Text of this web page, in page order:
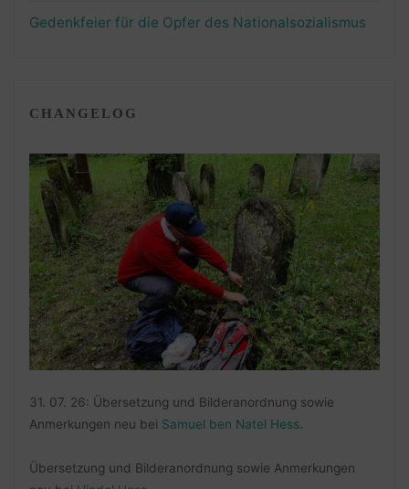
Gedenkfeier für die Opfer des Nationalsozialismus
CHANGELOG
31. 07. 26: Übersetzung und Bilderanordnung sowie
Anmerkungen neu bei Samuel ben Natel Hess
Übersetzung und Bilderanordnung sowie Anmerkungen